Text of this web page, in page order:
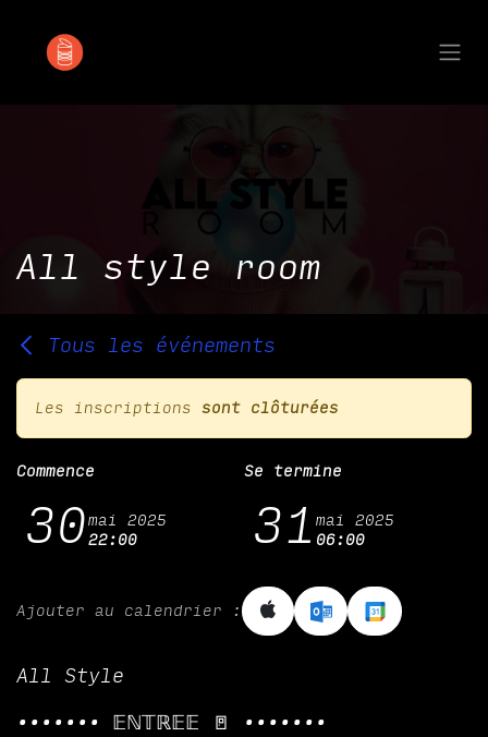
All style room
Tous les événements
Les inscriptions sont clôturées
Commence
30mai 2025
22:00
Se termine
31 mai 2025
06:00
Ajouter au calendrier :
All Style
••••••• 𝔼ℕ𝕋ℝ𝔼𝔼 🚪 •••••••